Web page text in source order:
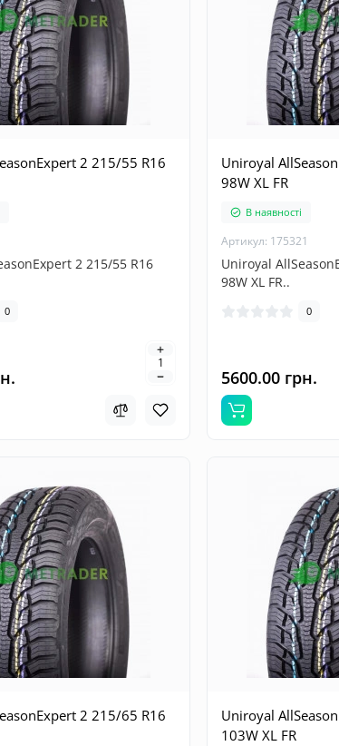
2 215/55 R16
2 215/55 R16
0
Uniroyal
98W XL FR
В наявності
Артикул: 175321
Uniroyal
98W XL FR..
0
5600.00 грн.
2 215/65 R16
Uniroyal
103W XL FR